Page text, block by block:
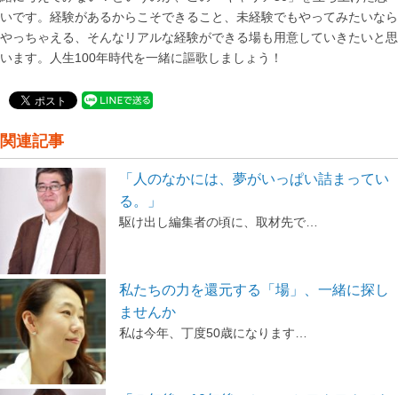
いです。経験があるからこそできること、未経験でもやってみたいなら
やっちゃえる、そんなリアルな経験ができる場も用意していきたいと思
います。人生100年時代を一緒に謳歌しましょう！
関連記事
「人のなかには、夢がいっぱい詰まってい
る。」
駆け出し編集者の頃に、取材先で…
私たちの力を還元する「場」、一緒に探し
ませんか
私は今年、丁度50歳になります…